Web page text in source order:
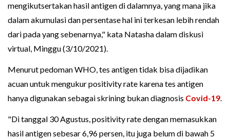
mengikutsertakan hasil antigen di dalamnya, yang mana jika
dalam akumulasi dan persentase hal ini terkesan lebih rendah
dari pada yang sebenarnya," kata Natasha dalam diskusi
virtual, Minggu (3/10/2021).
Menurut pedoman WHO, tes antigen tidak bisa dijadikan
acuan untuk mengukur positivity rate karena tes antigen
hanya digunakan sebagai skrining bukan diagnosis Covid-19.
"Di tanggal 30 Agustus, positivity rate dengan memasukkan
hasil antigen sebesar 6,96 persen, itu juga belum di bawah 5